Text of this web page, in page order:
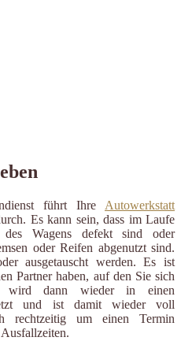
führt Ihre Autowerkstatt
Es kann sein, dass im Laufe
des Wagens defekt sind oder
oder Reifen abgenutzt sind.
ausgetauscht werden. Es ist
Partner haben, auf den Sie sich
wird dann wieder in einen
und ist damit wieder voll
rechtzeitig um einen Termin